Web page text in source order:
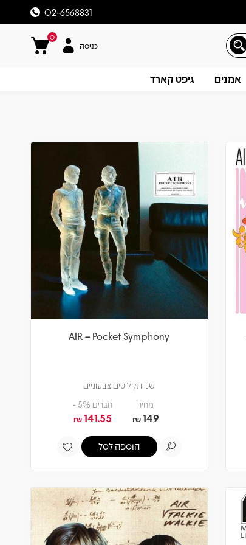
02-6568831
0
כניסה
אמנים גיפט קארד
AIR – Pocket Symphony
שני תקליטים צבעוניים
מחיר
149
₪
חברים 5% -
141.55
₪
הוספה לסל